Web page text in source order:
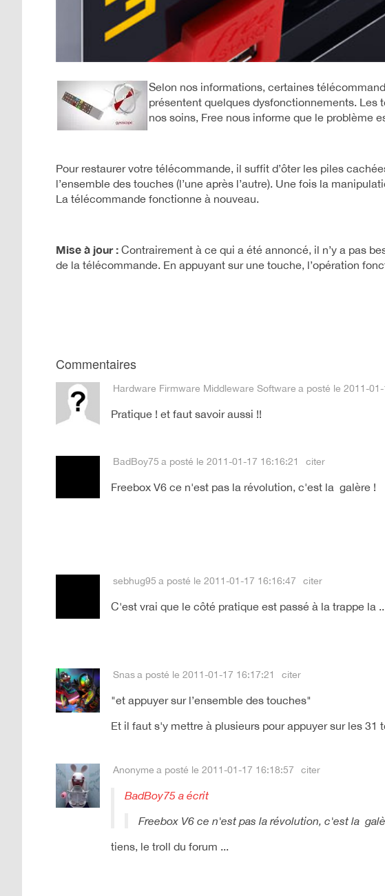
Selon nos informations, certaines
présentent quelques dysfonctionnements.
nos soins, Free nous informe que le problème
Pour restaurer votre télécommande, il suffit d’ôter les piles
l’ensemble des touches (l’une après l’autre). Une fois la
La télécommande fonctionne à nouveau.
Mise à jour : Contrairement à ce qui a été annoncé, il n’y a pas
de la télécommande. En appuyant sur une touche, l’opération
Commentaires
Hardware Firmware Middleware Software a posté le 2011-
Pratique ! et faut savoir aussi !!
BadBoy75 a posté le 2011-01-17 16:16:21 citer
Freebox V6 ce n'est pas la révolution, c'est la galère !
sebhug95 a posté le 2011-01-17 16:16:47 citer
C'est vrai que le côté pratique est passé à la trappe la
Snas a posté le 2011-01-17 16:17:21 citer
"et appuyer sur l’ensemble des touches"
Et il faut s'y mettre à plusieurs pour appuyer sur les 31
Anonyme a posté le 2011-01-17 16:18:57 citer
BadBoy75 a écrit
Freebox V6 ce n'est pas la révolution, c'est la
tiens, le troll du forum ...